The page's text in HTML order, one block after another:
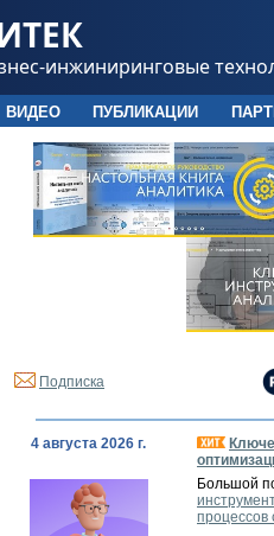
Подписка
4 августа 2026 г.
Большой
инжиниринговые
ВИДЕО ПУБЛИКАЦИИ